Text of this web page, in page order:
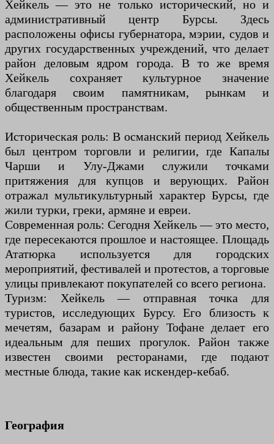
Хейкель — это не только исторический, но и
административный центр Бурсы. Здесь
расположены офисы губернатора, мэрии, судов и
других государственных учреждений, что делает
район деловым ядром города. В то же время
Хейкель сохраняет культурное значение
благодаря своим памятникам, рынкам и
общественным пространствам.
Историческая роль: В османский период Хейкель
был центром торговли и религии, где Капалы
Чарши и Улу-Джами служили точками
притяжения для купцов и верующих. Район
отражал мультикультурный характер Бурсы, где
жили турки, греки, армяне и евреи.
Современная роль: Сегодня Хейкель — это место,
где пересекаются прошлое и настоящее. Площадь
Ататюрка используется для городских
мероприятий, фестивалей и протестов, а торговые
улицы привлекают покупателей со всего региона.
Туризм: Хейкель — отправная точка для
туристов, исследующих Бурсу. Его близость к
мечетям, базарам и району Тофане делает его
идеальным для пеших прогулок. Район также
известен своими ресторанами, где подают
местные блюда, такие как искендер-кебаб.
География